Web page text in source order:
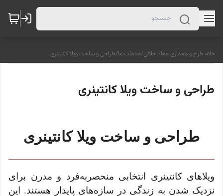
خانه طرح و معماری عماد جلالی/خدمات ما/طراحی و ساخت ویلا کانتینری
طراحی و ساخت ویلا کانتینری
طراحی و ساخت ویلا کانتینری
ویلاهای کانتینری انتخابی منحصربه‌فرد و مدرن برای
نزدیک شدن به زندگی در سازه‌های پایدار هستند. این